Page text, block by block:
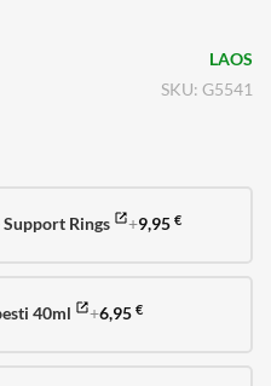
LAOS
SKU: G5541
Rings +9,95 €
40ml +6,95 €